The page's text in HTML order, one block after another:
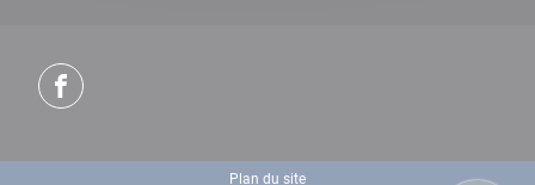
Plan du site